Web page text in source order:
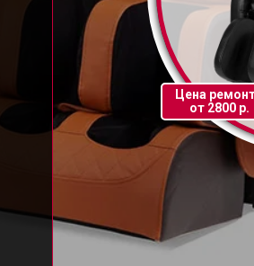
Цена
от 2800 р.